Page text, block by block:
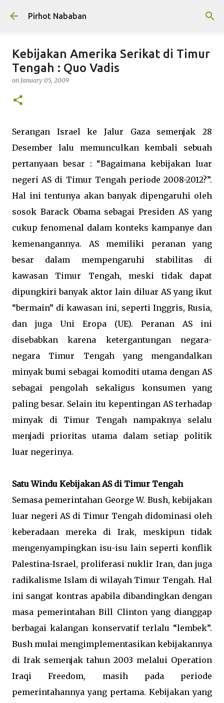
Skip to main content
Pirhot Nababan
Kebijakan Amerika Serikat di Timur
Tengah : Quo Vadis
on January 05, 2009
Serangan Israel ke Jalur Gaza semenjak 28
Desember lalu memunculkan kembali sebuah
pertanyaan besar : “Bagaimana kebijakan luar
negeri AS di Timur Tengah periode 2008-2012?”.
Hal ini tentunya akan banyak dipengaruhi oleh
sosok Barack Obama sebagai Presiden AS yang
cukup fenomenal dalam konteks kampanye dan
kemenangannya. AS memiliki peranan yang
besar dalam mempengaruhi stabilitas di
kawasan Timur Tengah, meski tidak dapat
dipungkiri banyak aktor lain diluar AS yang ikut
“bermain” di kawasan ini, seperti Inggris, Rusia,
dan juga Uni Eropa (UE). Peranan AS ini
disebabkan karena ketergantungan negara-
negara Timur Tengah yang mengandalkan
minyak bumi sebagai komoditi utama dengan AS
sebagai pengolah sekaligus konsumen yang
paling besar. Selain itu kepentingan AS terhadap
minyak di Timur Tengah nampaknya selalu
menjadi prioritas utama dalam setiap politik
luar negerinya.
Satu Windu Kebijakan AS di Timur Tengah
Semasa pemerintahan George W. Bush, kebijakan
luar negeri AS di Timur Tengah didominasi oleh
keberadaan mereka di Irak, meskipun tidak
mengenyampingkan isu-isu lain seperti konflik
Palestina-Israel, proliferasi nuklir Iran, dan juga
radikalisme Islam di wilayah Timur Tengah. Hal
ini sangat kontras apabila dibandingkan dengan
masa pemerintahan Bill Clinton yang dianggap
berbagai kalangan konservatif terlalu “lembek”.
Bush mulai mengimplementasikan kebijakannya
di Irak semenjak tahun 2003 melalui Operation
Iraqi Freedom, masih pada periode
pemerintahannya yang pertama. Kebijakan yang